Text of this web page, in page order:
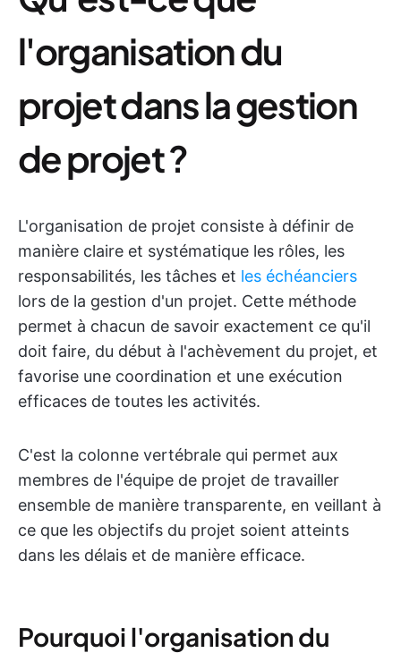
l'organisation du
projet dans la gestion
de projet ?
L'organisation de projet consiste à définir de
manière claire et systématique les rôles, les
responsabilités, les tâches et les échéanciers
lors de la gestion d'un projet. Cette méthode
permet à chacun de savoir exactement ce qu'il
doit faire, du début à l'achèvement du projet, et
favorise une coordination et une exécution
efficaces de toutes les activités.
C'est la colonne vertébrale qui permet aux
membres de l'équipe de projet de travailler
ensemble de manière transparente, en veillant à
ce que les objectifs du projet soient atteints
dans les délais et de manière efficace.
Pourquoi l'organisation du